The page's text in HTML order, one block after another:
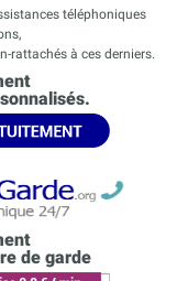
téléphoniques
rattachés à ces derniers.
de garde